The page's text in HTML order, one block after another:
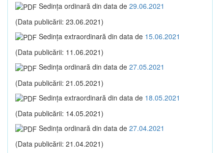
Sedinţa ordinară din data de 29.06.2021
(Data publicării: 23.06.2021)
Sedinţa extraordinară din data de 15.06.2021
(Data publicării: 11.06.2021)
Sedinţa ordinară din data de 27.05.2021
(Data publicării: 21.05.2021)
Sedinţa extraordinară din data de 18.05.2021
(Data publicării: 14.05.2021)
Sedinţa ordinară din data de 27.04.2021
(Data publicării: 21.04.2021)